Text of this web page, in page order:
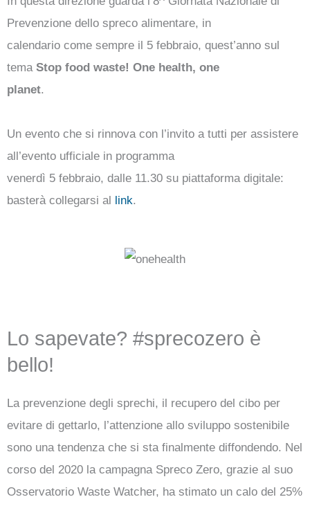
Prevenzione dello spreco alimentare, in
calendario come sempre il 5 febbraio, quest’anno sul
tema Stop food waste! One health, one
planet.
Un evento che si rinnova con l’invito a tutti per assistere
all’evento ufficiale in programma
venerdì 5 febbraio, dalle 11.30 su piattaforma digitale:
basterà collegarsi al link.
Lo sapevate? #sprecozero è
bello!
La prevenzione degli sprechi, il recupero del cibo per
evitare di gettarlo, l’attenzione allo sviluppo sostenibile
sono una tendenza che si sta finalmente diffondendo. Nel
corso del 2020 la campagna Spreco Zero, grazie al suo
Osservatorio Waste Watcher, ha stimato un calo del 25%